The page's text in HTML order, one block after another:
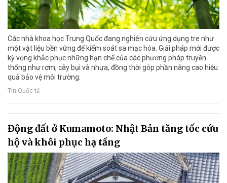
Các nhà khoa học Trung Quốc đang nghiên cứu ứng dụng tre như
một vật liệu bền vững để kiểm soát sa mạc hóa. Giải pháp mới được
kỳ vọng khắc phục những hạn chế của các phương pháp truyền
thống như rơm, cây bụi và nhựa, đồng thời góp phần nâng cao hiệu
quả bảo vệ môi trường.
Tin Quốc tế
Động đất ở Kumamoto: Nhật Bản tăng tốc cứu
hộ và khôi phục hạ tầng